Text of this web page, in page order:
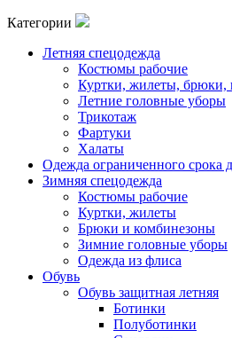
Категории
Летняя спецодежда
Костюмы рабочие
Куртки, жилеты, брюки,
Летние головные уборы
Трикотаж
Фартуки
Халаты
Одежда ограниченного срока
Зимняя спецодежда
Костюмы рабочие
Куртки, жилеты
Брюки и комбинезоны
Зимние головные уборы
Одежда из флиса
Обувь
Обувь защитная летняя
Ботинки
Полуботинки